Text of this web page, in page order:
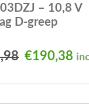
– 10,8 V
D-greep
€190,38